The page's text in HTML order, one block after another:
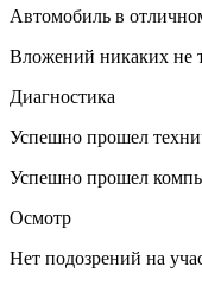
Автомобиль в
Вложений никаких не
Диагностика
Успешно прошел
Успешно прошел
Осмотр
Нет подозрений на